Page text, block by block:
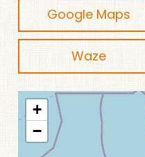
Google Maps
Waze
+
−